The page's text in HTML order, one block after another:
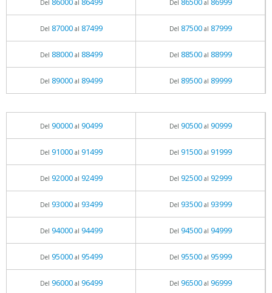
Del al Del al
Del 87000al 87499 Del 87500al 87999
Del 88000al 88499 Del 88500al 88999
Del 89000al 89499 Del 89500al 89999
Del 90000al 90499 Del 90500al 90999
Del 91000al 91499 Del 91500al 91999
Del 92000al 92499 Del 92500al 92999
Del 93000al 93499 Del 93500al 93999
Del 94000al 94499 Del 94500al 94999
Del 95000al 95499 Del 95500al 95999
Del 96000al 96499 Del 96500al 96999